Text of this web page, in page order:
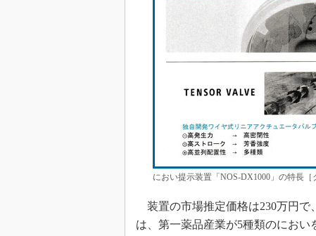
におい提示装置「NOS-DX1000」の特長
装置の市場推定価格は230万円で
は、第一薬品産業が5種類のにお